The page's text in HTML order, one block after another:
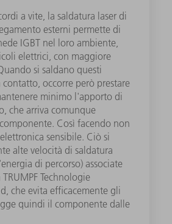
a vite, la saldatura laser di
esterni permette di
IGBT nel loro ambiente,
elettrici, con maggiore
si saldano questi
occorre però prestare
minimo l'apporto di
che arriva comunque
Così facendo non
sensibile. Ciò si
alte velocità di saldatura
di percorso) associate
Technologie
che evita efficacemente gli
quindi il componente dalle